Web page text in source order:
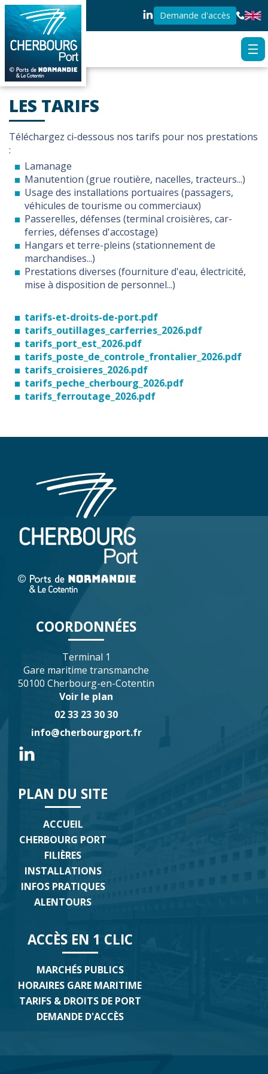
Demande d'accès
LES TARIFS
Téléchargez ci-dessous nos tarifs pour nos prestations
:
Lamanage
Manutention (grue routière, nacelles, tracteurs...)
Usage des installations portuaires (passagers,
véhicules de tourisme ou commerciaux)
Passerelles, défenses (terminal croisières, car-
ferries, défenses d'accostage)
Hangars et terre-pleins (stationnement de
marchandises...)
Prestations diverses (fourniture d'eau, électricité,
mise à disposition de personnel...)
tarifs-et-droits-de-port.pdf
tarifs_outillages_carferries_2026.pdf
tarifs_port_est_2026.pdf
tarifs_poste_de_controle_frontalier_2026.pdf
tarifs_croisieres_2026.pdf
tarifs_peche_cherbourg_2026.pdf
tarifs_ferroutage_2026.pdf
COORDONNÉES
Terminal 1
Gare maritime transmanche
50100 Cherbourg-en-Cotentin
Voir le plan
02 33 23 30 30
info@cherbourgport.fr
PLAN DU SITE
ACCUEIL
CHERBOURG PORT
FILIÈRES
INSTALLATIONS
INFOS PRATIQUES
ALENTOURS
ACCÈS EN 1 CLIC
MARCHÉS PUBLICS
HORAIRES GARE MARITIME
TARIFS & DROITS DE PORT
DEMANDE D'ACCÈS